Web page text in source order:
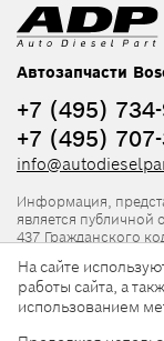
Автозапчасти
+7 (495)
+7 (495)
Информация,
является
437 Гражданского
Нормативная
ADP в
На сайте
работы сайта, а
использованием